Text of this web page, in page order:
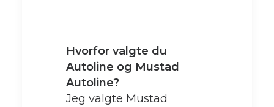
Hvorfor valgte du
Autoline og Mustad
Autoline?
Jeg valgte Mustad